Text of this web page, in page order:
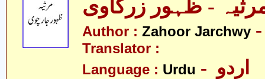
Author : Zahoor Jarchwy
Translator :
Language : Urdu